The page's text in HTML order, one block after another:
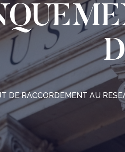
DE RACCORDEMENT AU